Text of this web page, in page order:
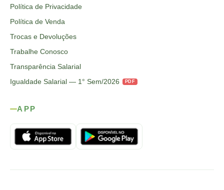
Política de Privacidade
Política de Venda
Trocas e Devoluções
Trabalhe Conosco
Transparência Salarial
Igualdade Salarial — 1° Sem/2026
PDF
APP